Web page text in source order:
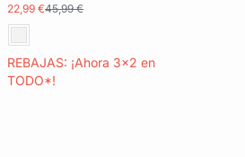
22,99 €45,99 €
REBAJAS: ¡Ahora 3x2 en
TODO*!